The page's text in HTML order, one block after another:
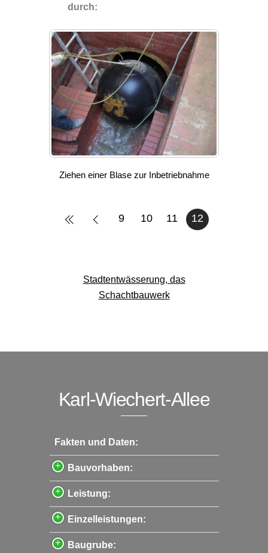
durch:
Ziehen einer Blase zur Inbetriebnahme
9 10 11 12
Stadtentwässerung, das
Schachtbauwerk
Karl-Wiechert-Allee
Fakten und Daten:
Bauvorhaben:
Leistung:
Einzelleistungen:
Baugrube: